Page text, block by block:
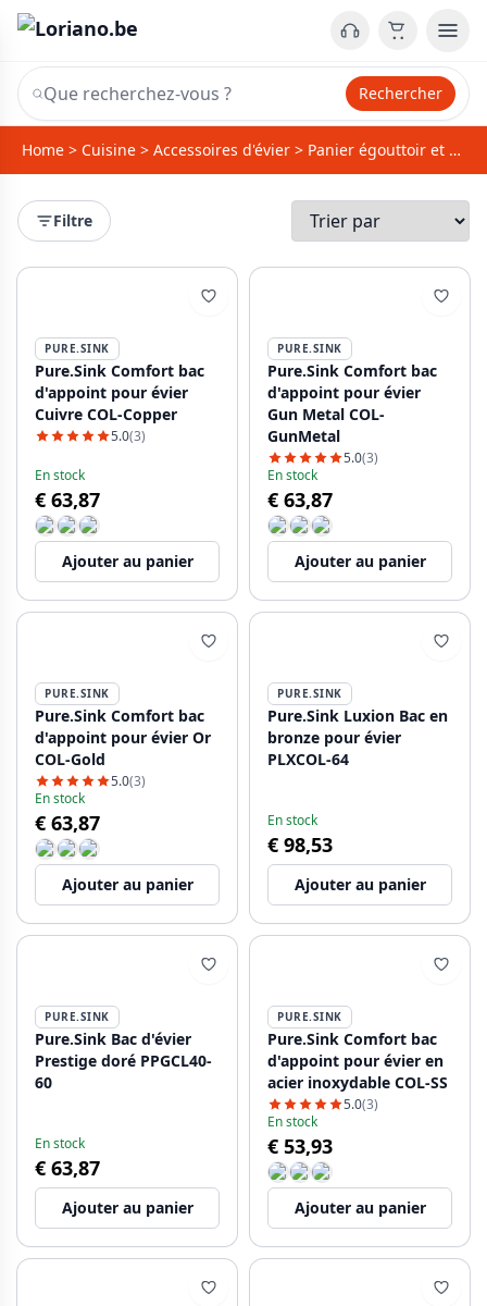
Rechercher
Home > Cuisine > Accessoires d'évier > Panier égouttoir et Passoire d`évier
Filtre
PURE.SINK
Pure.Sink Comfort bac
d'appoint pour évier
Cuivre COL-Copper
5.0(3)
En stock
€ 63,87
Ajouter au panier
PURE.SINK
Pure.Sink Comfort bac
d'appoint pour évier
Gun Metal COL-
GunMetal
5.0(3)
En stock
€ 63,87
Ajouter au panier
PURE.SINK
Pure.Sink Comfort bac
d'appoint pour évier Or
COL-Gold
5.0(3)
En stock
€ 63,87
Ajouter au panier
PURE.SINK
Pure.Sink Luxion Bac en
bronze pour évier
PLXCOL-64
En stock
€ 98,53
Ajouter au panier
PURE.SINK
Pure.Sink Bac d'évier
Prestige doré PPGCL40-
60
En stock
€ 63,87
Ajouter au panier
PURE.SINK
Pure.Sink Comfort bac
d'appoint pour évier en
acier inoxydable COL-SS
5.0(3)
En stock
€ 53,93
Ajouter au panier